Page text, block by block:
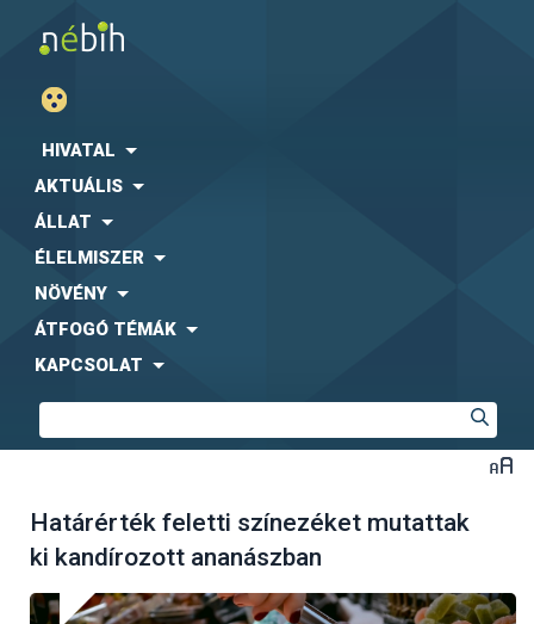
HIVATAL
AKTUÁLIS
ÁLLAT
ÉLELMISZER
NÖVÉNY
ÁTFOGÓ TÉMÁK
KAPCSOLAT
Határérték feletti színezéket mutattak
ki kandírozott ananászban